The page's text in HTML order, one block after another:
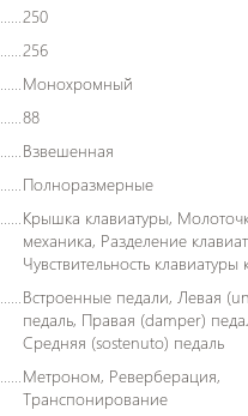
250
256
Монохромный
88
Взвешенная
Полноразмерные
Крышка клавиатуры, Молоточковая
механика, Разделение
Чувствительность
Встроенные педали, Левая (una corda)
педаль, Правая (damper)
Средняя (sostenuto) педаль
Метроном, Реверберация,
Транспонирование